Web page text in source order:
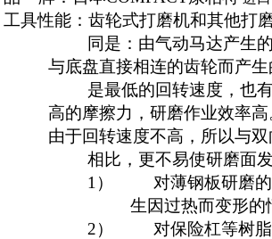
工具性能：齿轮式打磨机和其他打
同是：由气动马达产生
与底盘直接相连的齿轮而产
是最低的回转速度，也
高的摩擦力，研磨作业效率高
由于回转速度不高，所以与
相比，更不易使研磨面发
1）
对薄钢板研磨
生因过热而变形的
2）
对保险杠等树